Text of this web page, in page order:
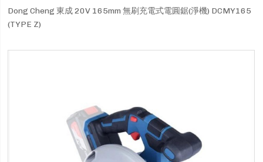
Dong Cheng 東成 20V 165mm 無刷充電式電圓鋸(淨機) DCMY165
(TYPE Z)